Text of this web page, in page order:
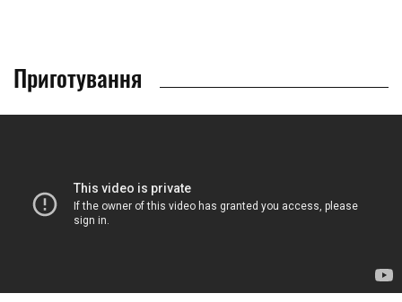
Приготування